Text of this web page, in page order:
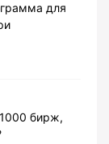
для
бирж,